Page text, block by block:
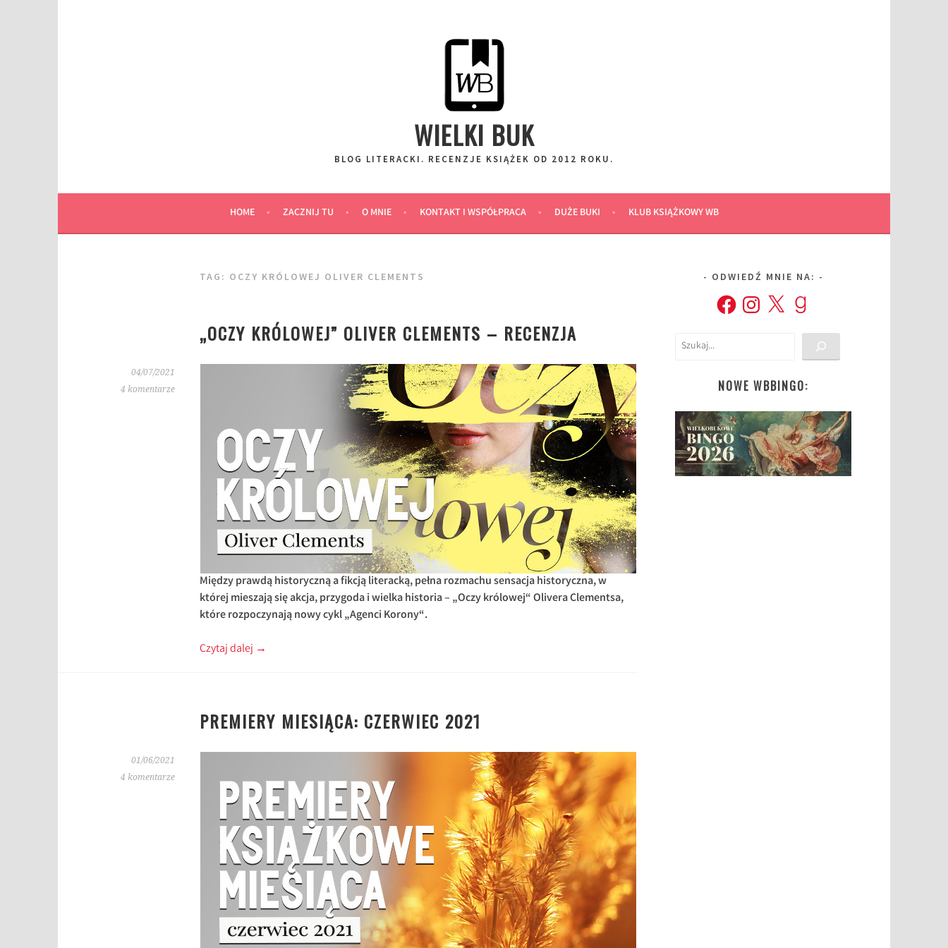
WIELKI BUK
BLOG LITERACKI. RECENZJE KSIĄŻEK OD 2012 ROKU.
HOME ZACZNIJ TU O MNIE KONTAKT I WSPÓŁPRACA DUŻE BUKI KLUB KSIĄŻKOWY WB
TAG: OCZY KRÓLOWEJ OLIVER CLEMENTS
„OCZY KRÓLOWEJ” OLIVER CLEMENTS – RECENZJA
04/07/2021
4 komentarze
Między prawdą historyczną a fikcją literacką, pełna rozmachu sensacja historyczna, w
której mieszają się akcja, przygoda i wielka historia – „Oczy królowej“ Olivera Clementsa,
które rozpoczynają nowy cykl „Agenci Korony“.
Czytaj dalej →
PREMIERY MIESIĄCA: CZERWIEC 2021
01/06/2021
4 komentarze
ODWIEDŹ MNIE NA:
FacebookInstagram
X Goodreads
Szukaj
NOWE WBBINGO: